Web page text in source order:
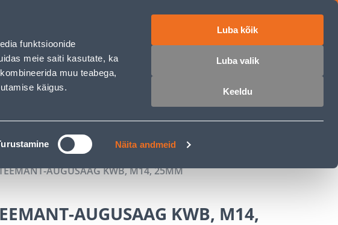
funktsioonide
meie saiti kasutate, ka
muu teabega,
käigus.
Näita andmeid
Luba kõik
Luba valik
Keeldu
Logi sisse
JÄRELMAKS
AUGUSAAG KWB, M14, 25MM
AUGUSAAG KWB, M14,